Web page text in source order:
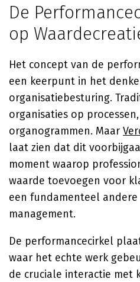
De
op
Het concept van de
een keerpunt in het
organisatiebesturing.
organisaties op
organogrammen. Maar
laat zien dat dit
moment waarop
waarde toevoegen voor
een fundamenteel
management.
De performancecirkel
waar het echte werk
de cruciale interactie met